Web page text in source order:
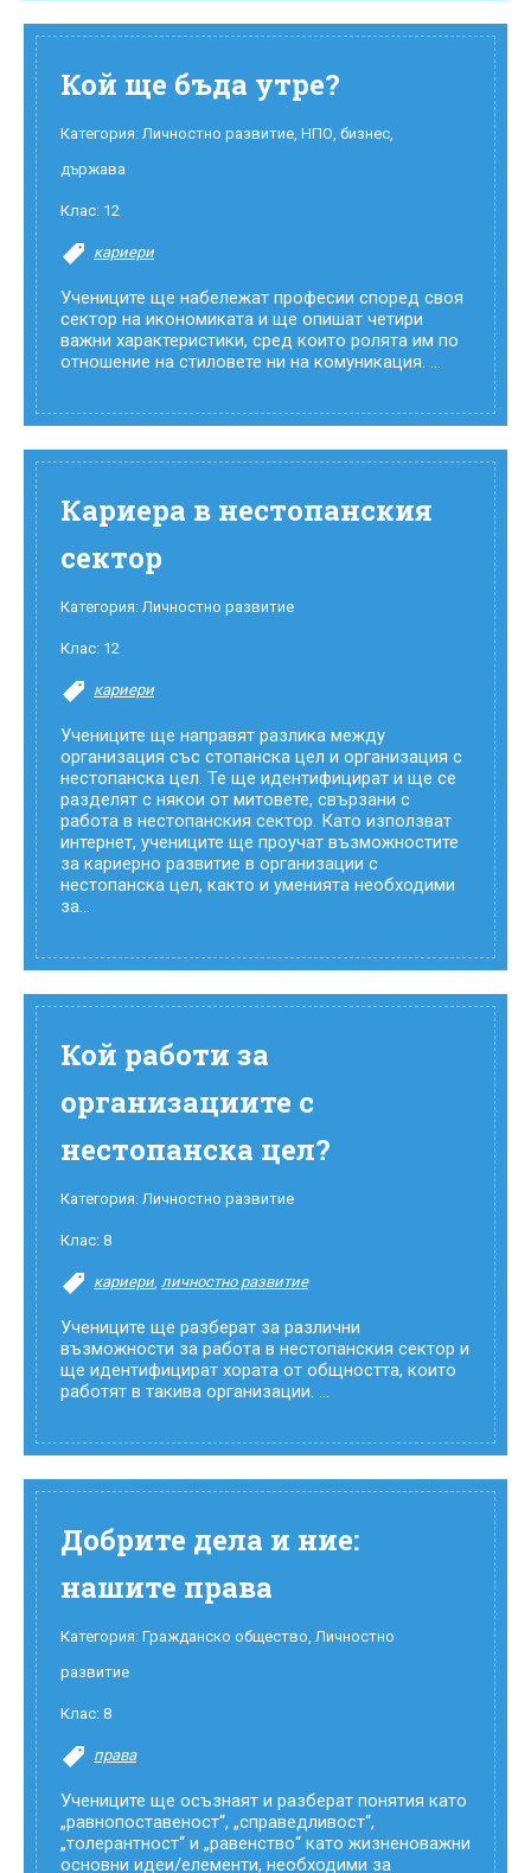
Кой ще бъда утре?
Категория:Личностно развитие, НПО, бизнес,
държава
Клас: 12
кариери
Учениците ще набележат професии според своя
сектор на икономиката и ще опишат четири
важни характеристики, сред които ролята им по
отношение на стиловете ни на комуникация. ...
Кариера в нестопанския
сектор
Категория:Личностно развитие
Клас: 12
кариери
Учениците ще направят разлика между
организация със стопанска цел и организация с
нестопанска цел. Те ще идентифицират и ще се
разделят с някои от митовете, свързани с
работа в нестопанския сектор. Като използват
интернет, учениците ще проучат възможностите
за кариерно развитие в организации с
нестопанска цел, както и уменията необходими
за...
Кой работи за
организациите с
нестопанска цел?
Категория:Личностно развитие
Клас: 8
кариери, личностно развитие
Учениците ще разберат за различни
възможности за работа в нестопанския сектор и
ще идентифицират хората от общността, които
работят в такива организации. ...
Добрите дела и ние:
нашите права
Категория: Гражданско общество,Личностно
развитие
Клас: 8
права
Учениците ще осъзнаят и разберат понятия като
„равнопоставеност“, „справедливост“,
„толерантност“ и „равенство“ като жизненоважни
основни идеи/елементи, необходими за